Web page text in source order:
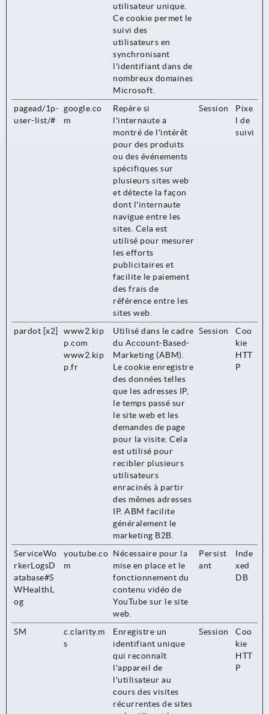
utilisateur unique.
Ce cookie permet le
suivi des
utilisateurs en
synchronisant
l'identifiant dans de
nombreux domaines
Microsoft.
pagead/1p-
user-list/#
google.co
m
Repère si
l'internaute a
montré de l'intérêt
pour des produits
ou des événements
spécifiques sur
plusieurs sites web
et détecte la façon
dont l'internaute
navigue entre les
sites. Cela est
utilisé pour mesurer
les efforts
publicitaires et
facilite le paiement
des frais de
référence entre les
sites web.
Session
Pixe
l de
suivi
pardot [x2]
www2.kip
p.com
www2.kip
p.fr
Utilisé dans le cadre
du Account-Based-
Marketing (ABM).
Le cookie enregistre
des données telles
que les adresses IP,
le temps passé sur
le site web et les
demandes de page
pour la visite. Cela
est utilisé pour
recibler plusieurs
utilisateurs
enracinés à partir
des mêmes adresses
IP. ABM facilite
généralement le
marketing B2B.
Session
Coo
kie
HTT
P
ServiceWo
rkerLogsD
atabase#S
WHealthL
og
youtube.co
m
Nécessaire pour la
mise en place et le
fonctionnement du
contenu vidéo de
YouTube sur le site
web.
Persist
ant
Inde
xed
DB
SM
c.clarity.m
s
Enregistre un
identifiant unique
qui reconnaît
l'appareil de
l'utilisateur au
cours des visites
récurrentes de sites
Session
Coo
kie
HTT
P